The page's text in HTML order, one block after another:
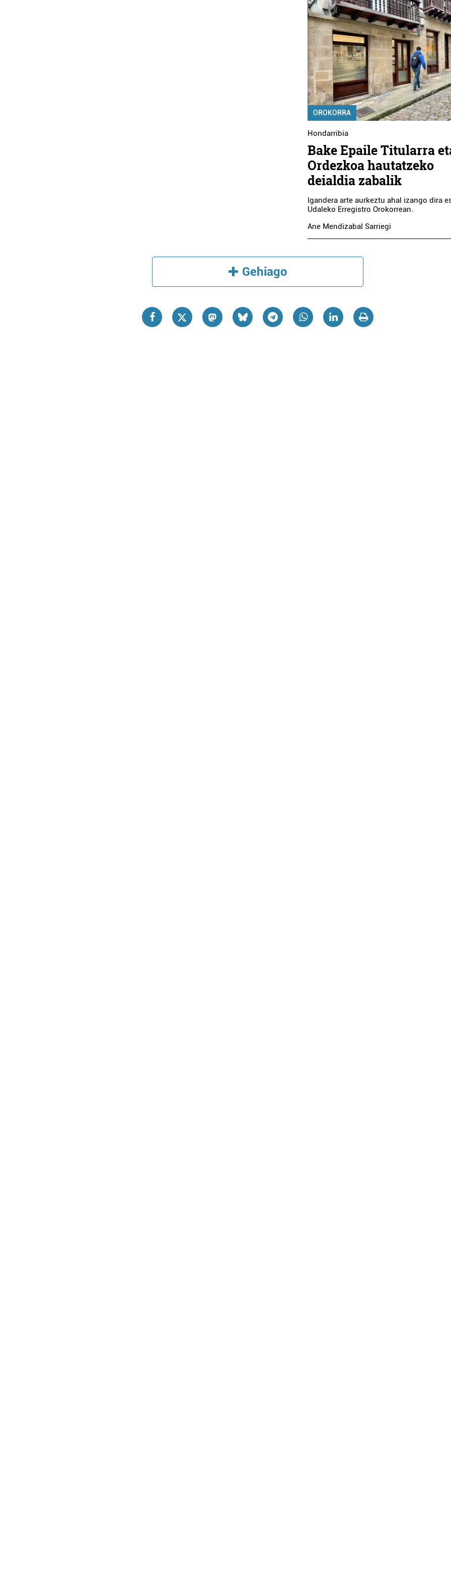
OROKORRA
Hondarribia
Bake Epaile Titularra
Ordezkoa hautatzeko
deialdia zabalik
Igandera arte aurkeztu ahal izango dira
Udaleko Erregistro Orokorrean.
Ane Mendizabal Sarriegi
Gehiago